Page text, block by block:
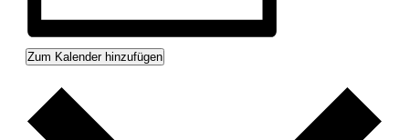
Zum Kalender hinzufügen